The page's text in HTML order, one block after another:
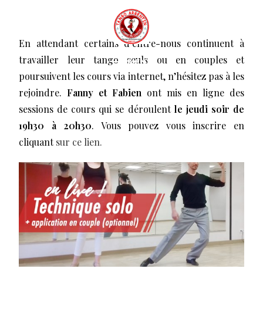
MENU
En attendant certains d’entre-nous continuent à
travailler leur tango seuls ou en couples et
poursuivent les cours via internet, n’hésitez pas à les
rejoindre. Fanny et Fabien ont mis en ligne des
sessions de cours qui se déroulentle jeudi soir de
19h30 à 20h30. Vous pouvez vous inscrire en
cliquantsur ce lien.